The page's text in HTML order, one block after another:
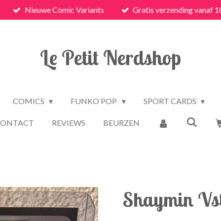
Nieuwe Comic Variants Gratis verzending vanaf
Le Petit Nerdshop
COMICS FUNKO POP SPORT CARDS
REVIEWS BEURZEN
Shaymin